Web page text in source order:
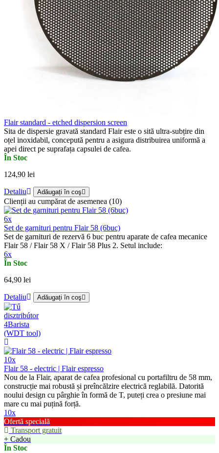
Flair standard - etched dispersion screen
Sita de dispersie gravată standard Flair este o sită ultra-subțire din
oțel inoxidabil, concepută pentru a asigura distribuirea uniformă a
apei direct pe suprafața capsulei de cafea.
În Stoc
124,90 lei
Detaliu Adăugați în coş
Clienții au cumpărat de asemenea (10)
6x
Set de garnituri pentru Flair 58 (6buc)
Set de garnituri de rezervă 6 buc pentru aparate de cafea mecanice
Flair 58 / Flair 58 X / Flair 58 Plus 2. Setul include:
6x
În Stoc
64,90 lei
Detaliu Adăugați în coş
10x
Flair 58 - electric | Flair espresso
Nou de la Flair, aparat de cafea profesional cu portafiltru de 58 mm,
construcție mai robustă și preîncălzire electrică reglabilă. Datorită
noului design cu pârghie în formă de T, puteți crea o presiune mai
mare cu mai puțină forță.
10x
Ofertă specială
Transport gratuit
+ Cadou
În Stoc